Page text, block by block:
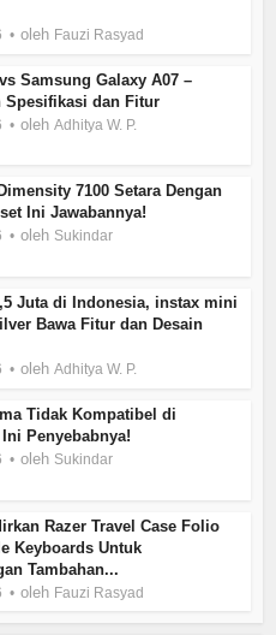
oleh Fauzi Rasyad
Samsung Galaxy A07 –
Spesifikasi dan Fitur
olehAdhitya W. P.
7100 Setara Dengan
Ini Jawabannya!
oleh Sukindar
Juta di Indonesia, instax mini
Bawa Fitur dan Desain
olehAdhitya W. P.
Tidak Kompatibel di
Ini Penyebabnya!
oleh Sukindar
Razer Travel Case Folio
Keyboards Untuk
Tambahan...
oleh Fauzi Rasyad